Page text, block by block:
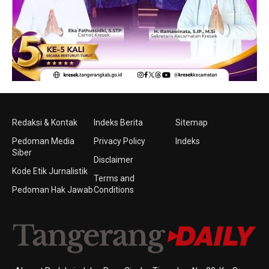
Redaksi & Kontak
Pedoman Media
Siber
Kode Etik Jurnalistik
Pedoman Hak Jawab
Indeks Berita
Privacy Policy
Disclaimer
Terms and
Conditions
Sitemap
Indeks